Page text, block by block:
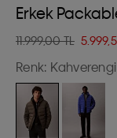
Erkek
11.999,00 TL
Renk: Kahverengi